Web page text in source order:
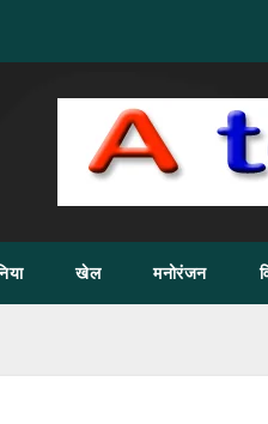
खेल मनोरंजन